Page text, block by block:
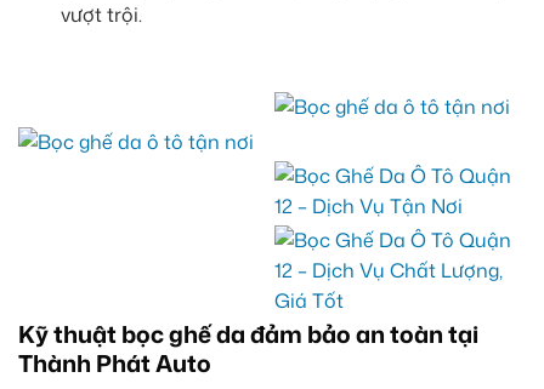
vượt trội.
Kỹ thuật bọc ghế da đảm bảo an toàn tại
Thành Phát Auto